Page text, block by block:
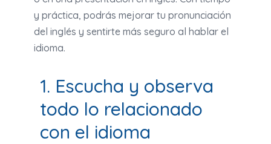
y práctica, podrás mejorar tu pronunciación
del inglés y sentirte más seguro al hablar el
idioma.
1. Escucha y observa
todo lo relacionado
con el idioma